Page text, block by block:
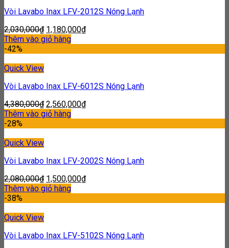
Vòi Lavabo Inax LFV-2012S Nóng Lạnh
2,030,000₫ 1,180,000₫
Thêm vào giỏ hàng
-42%
Quick View
Vòi Lavabo Inax LFV-6012S Nóng Lạnh
4,380,000₫ 2,560,000₫
Thêm vào giỏ hàng
-28%
Quick View
Vòi Lavabo Inax LFV-2002S Nóng Lạnh
2,080,000₫ 1,500,000₫
Thêm vào giỏ hàng
-38%
Quick View
Vòi Lavabo Inax LFV-5102S Nóng Lạnh